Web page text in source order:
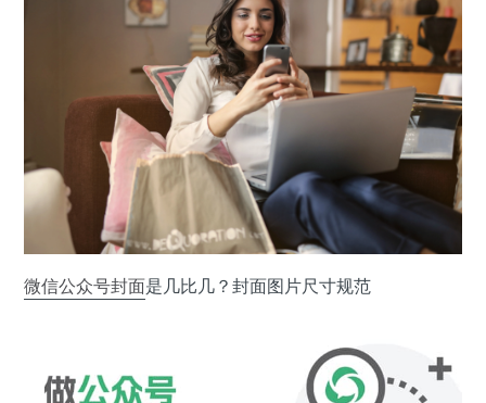
微信公众号封面是几比几？封面图片尺寸规范